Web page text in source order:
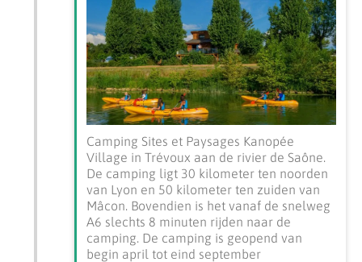
Camping Sites et Paysages Kanopée
Village in Trévoux aan de rivier de Saône.
De camping ligt 30 kilometer ten noorden
van Lyon en 50 kilometer ten zuiden van
Mâcon. Bovendien is het vanaf de snelweg
A6 slechts 8 minuten rijden naar de
camping. De camping is geopend van
begin april tot eind september